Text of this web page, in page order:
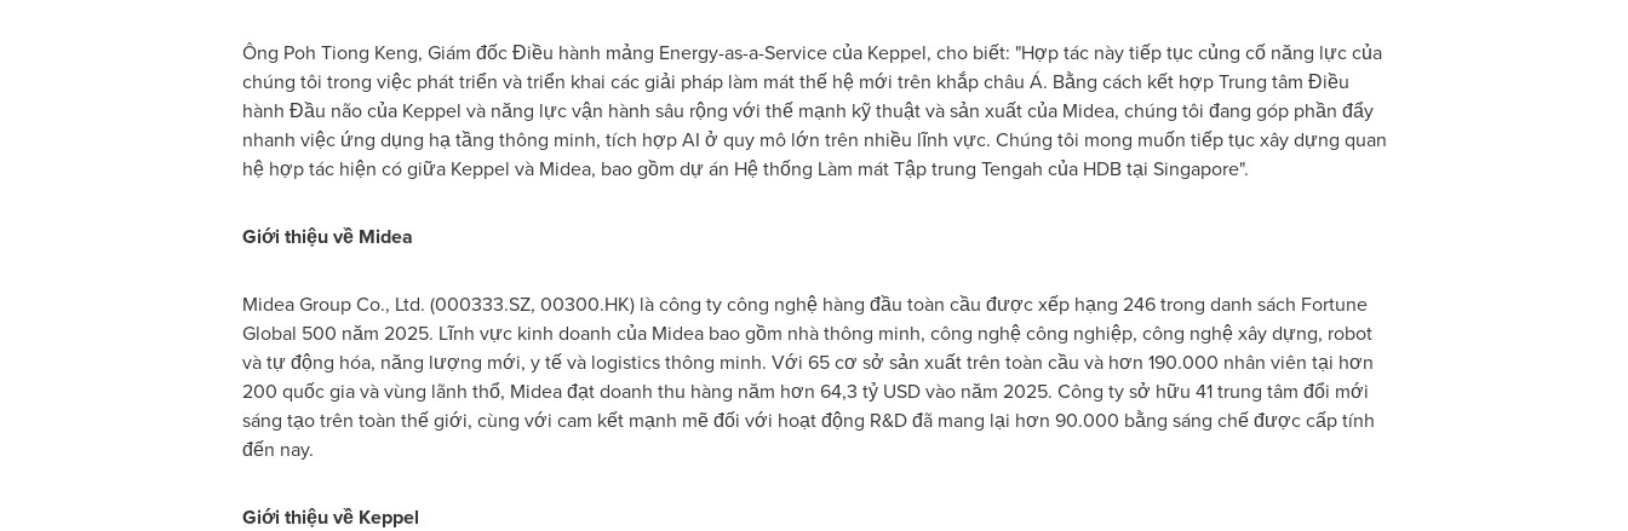
Ông Poh Tiong Keng, Giám đốc Điều hành mảng Energy-as-a-Service của Keppel, cho biết: "Hợp tác này tiếp tục củng cố năng lực của
chúng tôi trong việc phát triển và triển khai các giải pháp làm mát thế hệ mới trên khắp châu Á. Bằng cách kết hợp Trung tâm Điều
hành Đầu não của Keppel và năng lực vận hành sâu rộng với thế mạnh kỹ thuật và sản xuất của Midea, chúng tôi đang góp phần đẩy
nhanh việc ứng dụng hạ tầng thông minh, tích hợp AI ở quy mô lớn trên nhiều lĩnh vực. Chúng tôi mong muốn tiếp tục xây dựng quan
hệ hợp tác hiện có giữa Keppel và Midea, bao gồm dự án Hệ thống Làm mát Tập trung Tengah của HDB tại Singapore".
Giới thiệu về Midea
Midea Group Co., Ltd. (000333.SZ, 00300.HK) là công ty công nghệ hàng đầu toàn cầu được xếp hạng 246 trong danh sách Fortune
Global 500 năm 2025. Lĩnh vực kinh doanh của Midea bao gồm nhà thông minh, công nghệ công nghiệp, công nghệ xây dựng, robot
và tự động hóa, năng lượng mới, y tế và logistics thông minh. Với 65 cơ sở sản xuất trên toàn cầu và hơn 190.000 nhân viên tại hơn
200 quốc gia và vùng lãnh thổ, Midea đạt doanh thu hàng năm hơn 64,3 tỷ USD vào năm 2025. Công ty sở hữu 41 trung tâm đổi mới
sáng tạo trên toàn thế giới, cùng với cam kết mạnh mẽ đối với hoạt động R&D đã mang lại hơn 90.000 bằng sáng chế được cấp tính
đến nay.
Giới thiệu về Keppel